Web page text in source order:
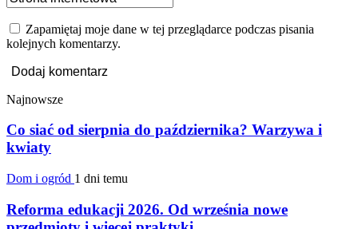
Zapamiętaj moje dane w tej przeglądarce podczas pisania
kolejnych komentarzy.
Najnowsze
Co siać od sierpnia do października? Warzywa i
kwiaty
Dom i ogród 1 dni temu
Reforma edukacji 2026. Od września nowe